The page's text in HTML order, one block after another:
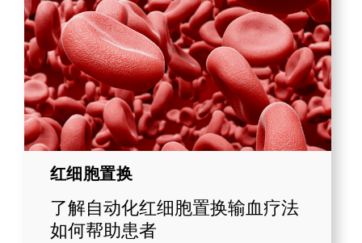
红细胞置换
了解自动化红细胞置换输血疗法
如何帮助患者